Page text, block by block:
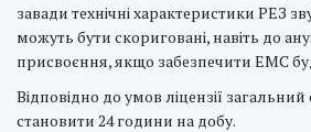
завади технічні характеристики РЕЗ
можуть бути скориговані, навіть до
присвоєння, якщо забезпечити ЕМС
Відповідно до умов ліцензії
становити 24 години на добу.